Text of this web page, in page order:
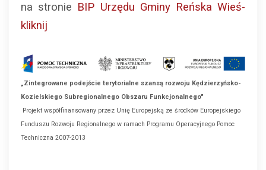
na stronie BIP Urzędu Gminy Reńska Wieś-
kliknij
„Zintegrowane podejście terytorialne szansą rozwoju Kędzierzyńsko-
Kozielskiego Subregionalnego Obszaru Funkcjonalnego"
Projekt współfinansowany przez Unię Europejską ze środków Europejskiego
Funduszu Rozwoju Regionalnego w ramach Programu Operacyjnego Pomoc
Techniczna 2007-2013